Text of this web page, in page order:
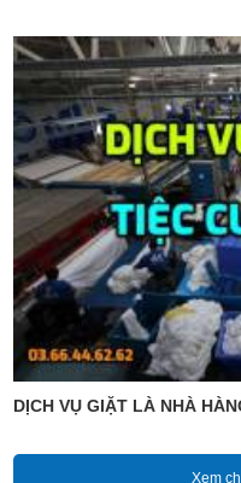
DỊCH VỤ GIẶT LÀ NHÀ
Xem